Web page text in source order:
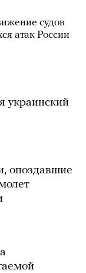
судов
атак России
украинский
опоздавшие